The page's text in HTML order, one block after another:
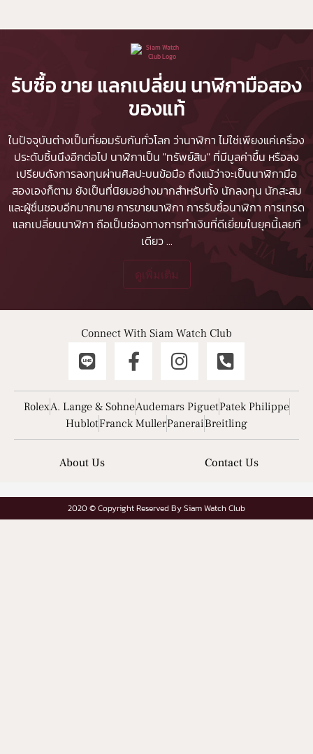
รับซื้อ ขาย แลกเปลี่ยน นาฬิกามือสอง
ของแท้
ในปัจจุบันต่างเป็นที่ยอมรับกันทั่วโลก ว่านาฬิกา ไม่ใช่เพียงแค่เครื่อง
ประดับชิ้นนึงอีกต่อไป นาฬิกาเป็น "ทรัพย์สิน" ที่มีมูลค่าขึ้น หรือลง
เปรียบดังการลงทุนผ่านศิลปะบนข้อมือ ถึงแม้ว่าจะเป็นนาฬิกามือ
สองเองก็ตาม ยังเป็นที่นิยมอย่างมากสำหรับทั้ง นักลงทุน นักสะสม
และผู้ชื่นชอบอีกมากมายการขายนาฬิกา การรับซื้อนาฬิกา การเทรด
แลกเปลี่ยนนาฬิกา ถือเป็นช่องทางการทำเงินที่ดีเยี่ยมในยุคนี้เลยที
เดียว...
ดูเพิ่มเติม
Connect With Siam Watch Club
RolexA. Lange & SohneAudemars PiguetPatek Philippe
HublotFranck MullerPaneraiBreitling
About Us Contact Us
2020 © Copyright Reserved By Siam Watch Club